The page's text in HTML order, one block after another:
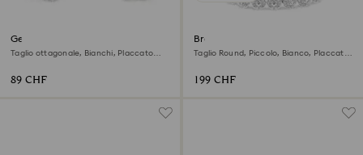
Gemelli Millenia
Taglio ottagonale, Bianchi, Placcato
89 CHF
Braccialetto Una Angelic
Taglio Round, Piccolo, Bianco, Placcato
199 CHF